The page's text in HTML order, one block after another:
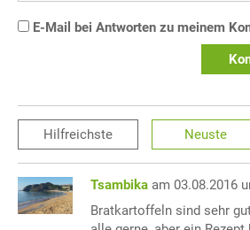
E-Mail bei Antworten zu meinem
Hilfreichste Neuste
Tsambika am 03.08.2016
Bratkartoffeln sind sehr